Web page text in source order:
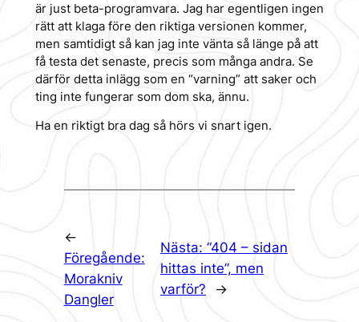
är just beta-programvara. Jag har egentligen ingen
rätt att klaga före den riktiga versionen kommer,
men samtidigt så kan jag inte vänta så länge på att
få testa det senaste, precis som många andra. Se
därför detta inlägg som en “varning” att saker och
ting inte fungerar som dom ska, ännu.
Ha en riktigt bra dag så hörs vi snart igen.
←
Föregående:
Morakniv
Dangler
Nästa: “404 – sidan
hittas inte”, men
varför?
→